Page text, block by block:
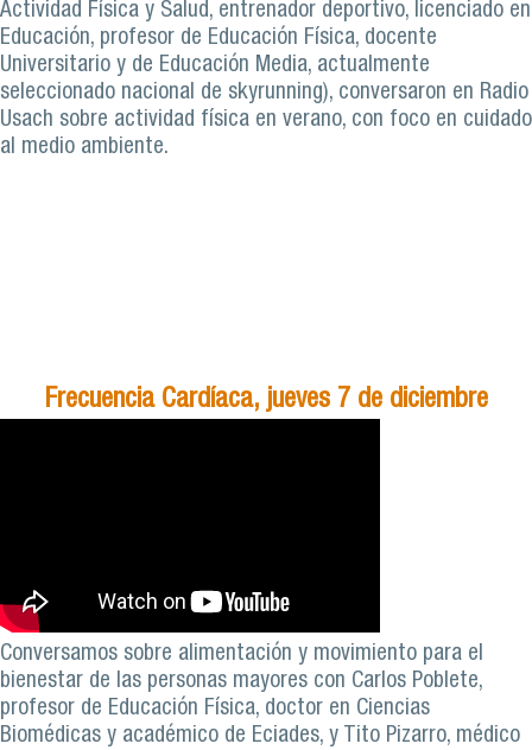
Actividad Física y Salud, entrenador deportivo, licenciado en
Educación, profesor de Educación Física, docente
Universitario y de Educación Media, actualmente
seleccionado nacional de skyrunning), conversaron en Radio
Usach sobre actividad física en verano, con foco en cuidado
al medio ambiente.
Frecuencia Cardíaca, jueves 7 de diciembre
Conversamos sobre alimentación y movimiento para el
bienestar de las personas mayores con Carlos Poblete,
profesor de Educación Física, doctor en Ciencias
Biomédicas y académico de Eciades, y Tito Pizarro, médico